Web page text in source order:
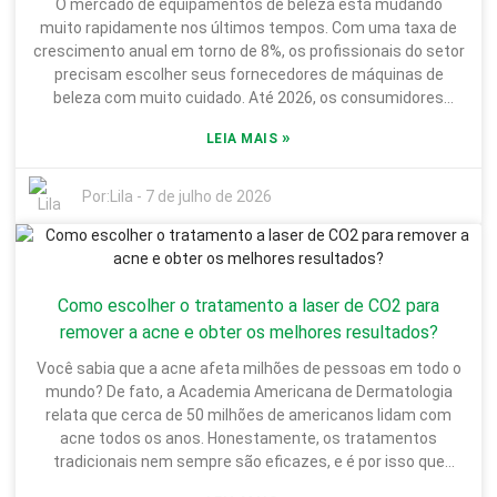
procedimento não é invasivo, então a maioria das pessoas
pode voltar à sua rotina normal rapidamente. Dito isso, vale
mencionar que os resultados podem variar — algumas
pessoas podem precisar de algumas sessões para ver os
benefícios completos. Por isso, é tão importante ter um
plano personalizado e conversar com um profissional. No
consultar seu dermatologista primeiro. A pele de cada
expectativas realistas. O caminho para uma pele mais limpa
às vezes pode ser um pouco complicado, mas com a
obtendo sucesso real com essa tecnologia. Portanto, se
você está considerando essa opção, certifique-se de obter
todas as informações primeiro — pode ser uma mudança
radical!
O mercado de equipamentos de beleza está mudando
muito rapidamente nos últimos tempos. Com uma taxa de
crescimento anual em torno de 8%, os profissionais do setor
precisam escolher seus fornecedores de máquinas de
beleza com muito cuidado. Até 2026, os consumidores
incríveis, portanto, ter um fornecedor confiável de máquinas
atender a essas expectativas. Ao avaliar os principais
fornecedores, é fundamental considerar sua reputação e os
tipos de produtos que oferecem. Muitos fornecedores,
como a Global Beauty Solutions e a Aesthetic Technology,
honestamente, nem todos são consistentes em termos de
qualidade. Especialistas costumam recomendar a leitura de
setor para ter uma boa noção de quem é confiável. Além
disso, entender como as diferentes máquinas de beleza
funcionam é crucial. De acordo com um relatório da Global
Market Insights, a demanda por tratamentos de beleza não
invasivos está em ascensão. Os fornecedores precisam se
LEIA MAIS »
Por: Lila - 7 de julho de 2026
Como escolher o tratamento a laser de CO2 para
remover a acne e obter os melhores resultados?
Você sabia que a acne afeta milhões de pessoas em todo o
mundo? De fato, a Academia Americana de Dermatologia
relata que cerca de 50 milhões de americanos lidam com
acne todos os anos. Honestamente, os tratamentos
tradicionais nem sempre são eficazes, e é por isso que